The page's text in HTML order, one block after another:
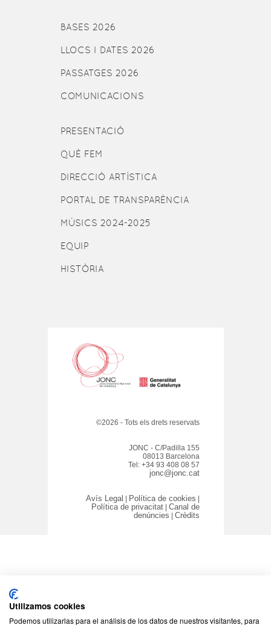
BASES 2026
LLOCS I DATES 2026
PASSATGES 2026
COMUNICACIONS
PRESENTACIÓ
QUÈ FEM
DIRECCIÓ ARTÍSTICA
PORTAL DE TRANSPARÈNCIA
MÚSICS 2024-2025
EQUIP
HISTÒRIA
©2026 - Tots els drets reservats
JONC - C/Padilla 155
08013 Barcelona
Tel: +34 93 408 08 57
jonc@jonc.cat
Avís Legal | Política de cookies |
Política de privacitat| Canal de
denúncies | Crèdits
Utilizamos cookies
Podemos utilizarlas para el análisis de los datos de nuestros visitantes, para